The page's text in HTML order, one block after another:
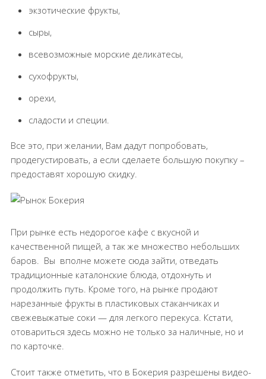
экзотические фрукты,
сыры,
всевозможные морские деликатесы,
сухофрукты,
орехи,
сладости и специи.
Все это, при желании, Вам дадут попробовать,
продегустировать, а если сделаете большую покупку –
предоставят хорошую скидку.
При рынке есть недорогое кафе с вкусной и
качественной пищей, а так же множество небольших
баров. Вы вполне можете сюда зайти, отведать
традиционные каталонские блюда, отдохнуть и
продолжить путь. Кроме того, на рынке продают
нарезанные фрукты в пластиковых стаканчиках и
свежевыжатые соки — для легкого перекуса. Кстати,
отовариться здесь можно не только за наличные, но и
по карточке.
Стоит также отметить, что в Бокерия разрешены видео-